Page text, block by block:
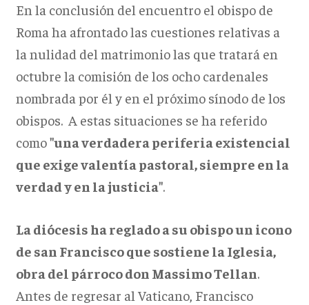
En la conclusión del encuentro el obispo de
Roma ha afrontado las cuestiones relativas a
la nulidad del matrimonio las que tratará en
octubre la comisión de los ocho cardenales
nombrada por él y en el próximo sínodo de los
obispos. A estas situaciones se ha referido
como"una verdadera periferia existencial
que exige valentía pastoral, siempre en la
verdad y en la justicia".
La diócesis ha reglado a su obispo un icono
de san Francisco que sostiene la Iglesia,
obra del párroco don Massimo Tellan.
Antes de regresar al Vaticano, Francisco